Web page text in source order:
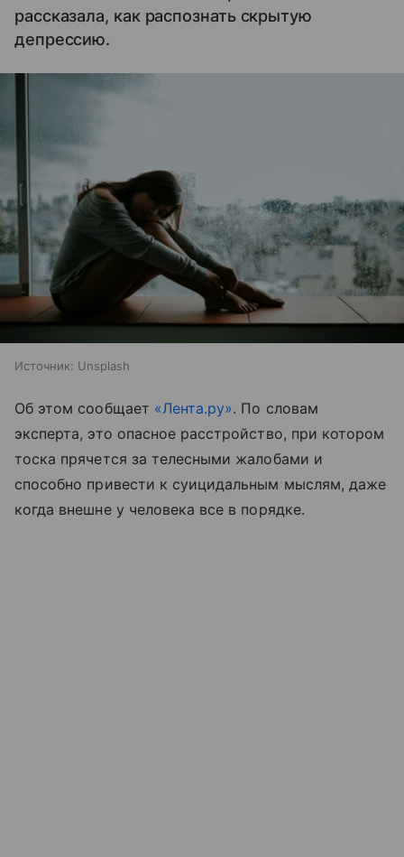
рассказала, как распознать скрытую
депрессию.
Источник: Unsplash
Об этом сообщает «Лента.ру». По словам
эксперта, это опасное расстройство, при котором
тоска прячется за телесными жалобами и
способно привести к суицидальным мыслям, даже
когда внешне у человека все в порядке.